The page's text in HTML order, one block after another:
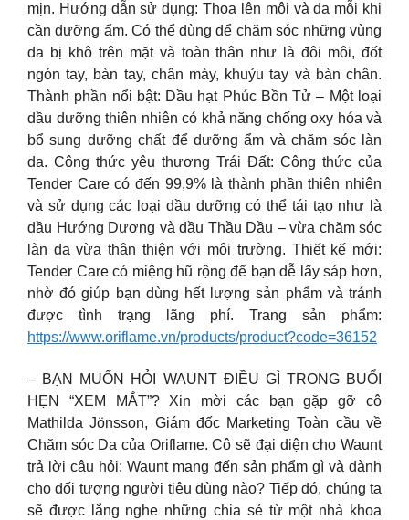
mịn. Hướng dẫn sử dụng: Thoa lên môi và da mỗi khi
cần dưỡng ẩm. Có thể dùng để chăm sóc những vùng
da bị khô trên mặt và toàn thân như là đôi môi, đốt
ngón tay, bàn tay, chân mày, khuỷu tay và bàn chân.
Thành phần nổi bật: Dầu hạt Phúc Bồn Tử – Một loại
dầu dưỡng thiên nhiên có khả năng chống oxy hóa và
bổ sung dưỡng chất để dưỡng ẩm và chăm sóc làn
da. Công thức yêu thương Trái Đất: Công thức của
Tender Care có đến 99,9% là thành phần thiên nhiên
và sử dụng các loại dầu dưỡng có thể tái tạo như là
dầu Hướng Dương và dầu Thầu Dầu – vừa chăm sóc
làn da vừa thân thiện với môi trường. Thiết kế mới:
Tender Care có miệng hũ rộng để bạn dễ lấy sáp hơn,
nhờ đó giúp bạn dùng hết lượng sản phẩm và tránh
được tình trạng lãng phí. Trang sản phẩm:
https://www.oriflame.vn/products/product?code=36152
– BẠN MUỐN HỎI WAUNT ĐIỀU GÌ TRONG BUỔI
HẸN “XEM MẮT”? Xin mời các bạn gặp gỡ cô
Mathilda Jönsson, Giám đốc Marketing Toàn cầu về
Chăm sóc Da của Oriflame. Cô sẽ đại diện cho Waunt
trả lời câu hỏi: Waunt mang đến sản phẩm gì và dành
cho đối tượng người tiêu dùng nào? Tiếp đó, chúng ta
sẽ được lắng nghe những chia sẻ từ một nhà khoa